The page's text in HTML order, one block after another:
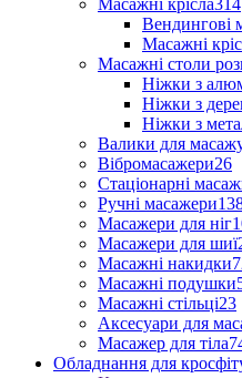
Масажні крісла314
Вендингові
Масажні
Масажні столи
Ніжки з
Ніжки з
Ніжки з
Валики для
Вібромасажери26
Стаціонарні
Ручні масажери
Масажери для ніг
Масажери для шиї
Масажні накидки
Масажні подушки
Масажні стільці23
Аксесуари для
Масажер для тіла
Обладнання для